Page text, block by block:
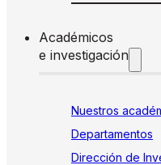
Académicos
e investigación
Nuestros
Departamentos
Dirección de